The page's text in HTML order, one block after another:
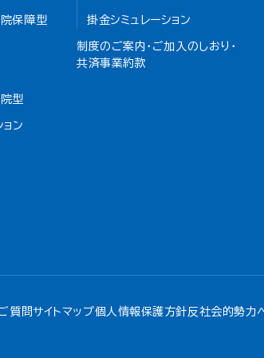
保障型
型
ン
掛金シミュレーション
制度のご案内・ご加入のしおり・
共済事業約款
質問サイトマップ個人情報保護方針反社会的勢力